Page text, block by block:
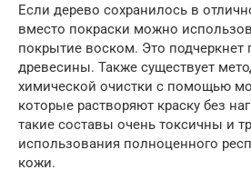
Если дерево сохранилось в
вместо покраски можно
покрытие воском. Это подчеркнет
древесины. Также существует
химической очистки с помощью
которые растворяют краску без
такие составы очень токсичны и
использования полноценного
кожи.